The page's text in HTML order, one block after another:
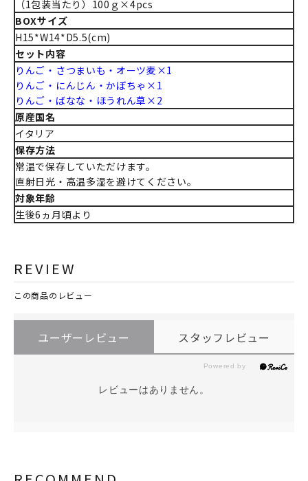
（1包装当たり）100ｇ×4pcs
BOXサイズ
H15*W14*D5.5(cm)
セット内容
りんご・さつまいも・オーツ麦×1
りんご・にんじん・かぼちゃ×1
りんご・ばなな・ほうれん草×2
原産国名
イタリア
保存方法
常温で保存していただけます。
直射日光・高温多湿を避けてください。
対象年齢
生後6ヵ月頃より
REVIEW
この商品のレビュー
ユーザーレビュー スタッフレビュー
レビューはありません。